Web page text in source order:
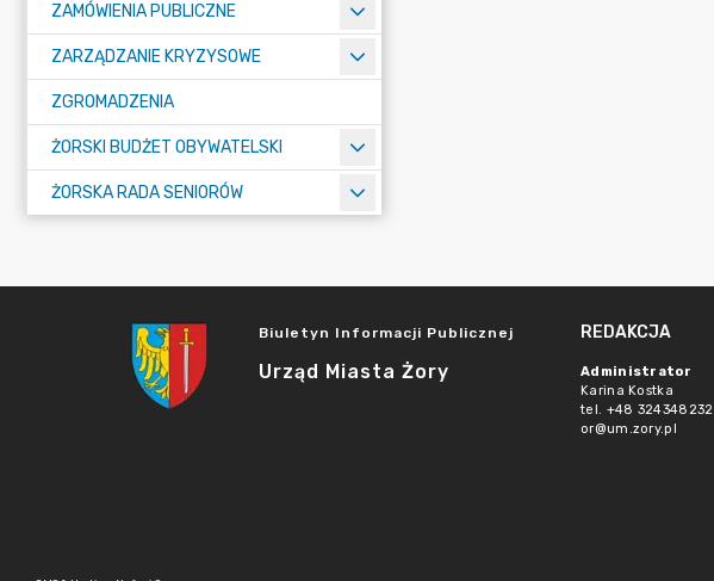
ZAMÓWIENIA PUBLICZNE
ZARZĄDZANIE KRYZYSOWE
ZGROMADZENIA
ŻORSKI BUDŻET OBYWATELSKI
ŻORSKA RADA SENIORÓW
Biuletyn Informacji Publicznej
Urząd Miasta Żory
REDAKCJA
Administrator
Karina Kostka
tel. +48 324348232
or@um.zory.pl